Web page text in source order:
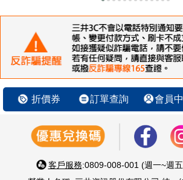
折價券 訂單查詢 會員
客戶服務:0809-008-001 (週一~週